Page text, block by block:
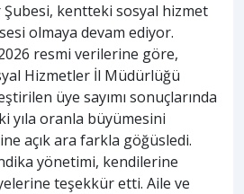
Şubesi, kentteki sosyal hizmet
olmaya devam ediyor.
resmi verilerine göre,
Hizmetler İl Müdürlüğü
üye sayımı sonuçlarında
yıla oranla büyümesini
açık ara farkla göğüsledi.
yönetimi, kendilerine
teşekkür etti. Aile ve